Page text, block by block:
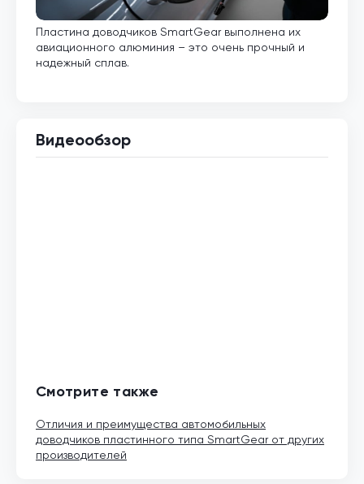
Пластина доводчиков SmartGear выполнена их
авиационного алюминия – это очень прочный и
надежный сплав.
Видеообзор
Смотрите также
Отличия и преимущества автомобильных
доводчиков пластинного типа SmartGear от других
производителей